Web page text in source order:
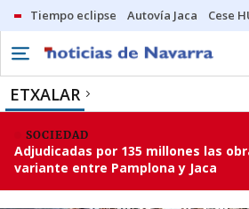
Tiempo eclipse Autovía Jaca Cese
ETXALAR
SOCIEDAD
Adjudicadas por 135 millones las
variante entre Pamplona y Jaca